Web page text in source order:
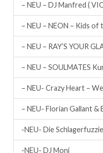
– NEU – DJ Manfred (
– NEU – NEON – Kids of
– NEU – RAY’S YOUR
– NEU – SOULMATES
– NEU- Crazy Heart –
– NEU- Florian Gallant &
-NEU- Die
-NEU- DJ Moni